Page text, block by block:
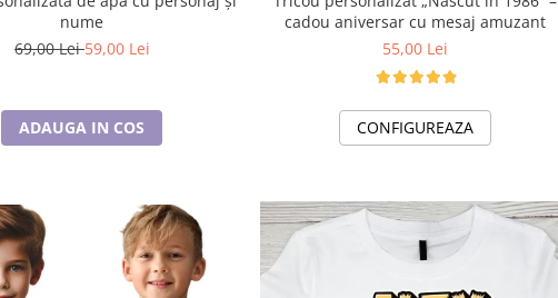
nume
69,00 Lei59,00 Lei
ADAUGA IN COS
cadou aniversar cu mesaj amuzant
55,00 Lei
CONFIGUREAZA